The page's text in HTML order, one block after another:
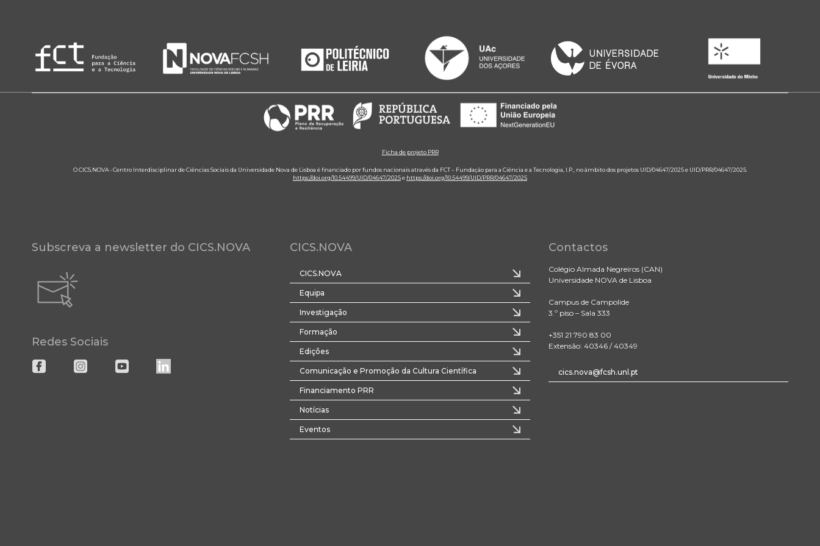
Ficha de projeto PRR
O CICS.NOVA - Centro Interdisciplinar de Ciências Sociais da Universidade Nova de Lisboa é financiado por fundos nacionais através da FCT – Fundação para a Ciência e a Tecnologia, I.P., no âmbito dos projetos UID/04647/2025 e UID/PRR/04647/2025.
https://doi.org/10.54499/UID/04647/2025e https://doi.org/10.54499/UID/PRR/04647/2025
Subscreva a newsletter do CICS.NOVA
Redes Sociais
CICS.NOVA
CICS.NOVA
Equipa
Investigação
Formação
Edições
Comunicação e Promoção da Cultura Científica
Financiamento PRR
Notícias
Eventos
Contactos
Colégio Almada Negreiros (CAN)
Universidade NOVA de Lisboa
Campus de Campolide
3.º piso – Sala 333
+351 21 790 83 00
Extensão: 40346 / 40349
cics.nova@fcsh.unl.pt